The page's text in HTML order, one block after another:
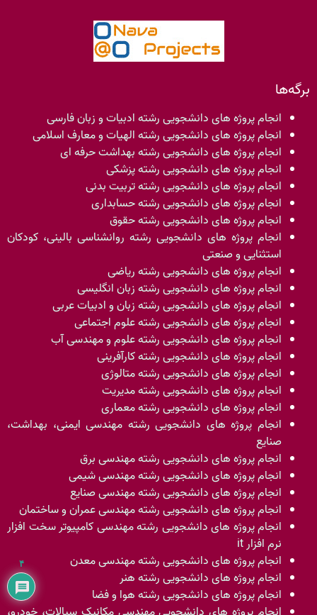
برگه‌ها
انجام پروژه های دانشجویی رشته ادبیات و زبان فارسی
انجام پروژه های دانشجویی رشته الهیات و معارف اسلامی
انجام پروژه های دانشجویی رشته بهداشت حرفه ای
انجام پروژه های دانشجویی رشته پزشکی
انجام پروژه های دانشجویی رشته تربیت بدنی
انجام پروژه های دانشجویی رشته حسابداری
انجام پروژه های دانشجویی رشته حقوق
انجام پروژه های دانشجویی رشته روانشناسی بالینی، کودکان
استثنایی و صنعتی
انجام پروژه های دانشجویی رشته ریاضی
انجام پروژه های دانشجویی رشته زبان انگلیسی
انجام پروژه های دانشجویی رشته زبان و ادبیات عربی
انجام پروژه های دانشجویی رشته علوم اجتماعی
انجام پروژه های دانشجویی رشته علوم و مهندسی آب
انجام پروژه های دانشجویی رشته کارآفرینی
انجام پروژه های دانشجویی رشته متالوژی
انجام پروژه های دانشجویی رشته مدیریت
انجام پروژه های دانشجویی رشته معماری
انجام پروژه های دانشجویی رشته مهندسی ایمنی، بهداشت،
صنایع
انجام پروژه های دانشجویی رشته مهندسی برق
انجام پروژه های دانشجویی رشته مهندسی شیمی
انجام پروژه های دانشجویی رشته مهندسی صنایع
انجام پروژه های دانشجویی رشته مهندسی عمران و ساختمان
انجام پروژه های دانشجویی رشته مهندسی کامپیوتر سخت افزار
نرم افزار it
انجام پروژه های دانشجویی رشته مهندسی معدن
انجام پروژه های دانشجویی رشته هنر
انجام پروژه های دانشجویی رشته هوا و فضا
۴